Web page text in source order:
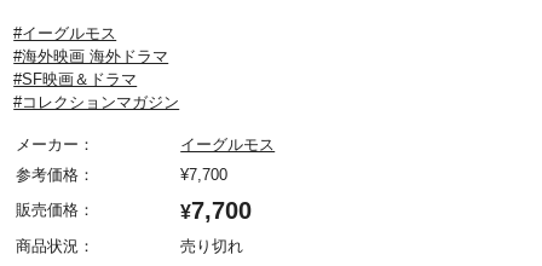
#イーグルモス
#海外映画 海外ドラマ
#SF映画＆ドラマ
#コレクションマガジン
メーカー：
イーグルモス
参考価格：
¥7,700
販売価格：
¥7,700
商品状況：
売り切れ